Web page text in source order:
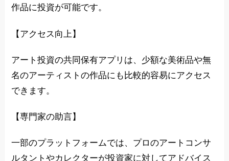
作品に投資が可能です。
【アクセス向上】
アート投資の共同保有アプリは、少額な美術品や無
名のアーティストの作品にも比較的容易にアクセス
できます。
【専門家の助言】
一部のプラットフォームでは、プロのアートコンサ
ルタントやカレクターが投資家に対してアドバイス